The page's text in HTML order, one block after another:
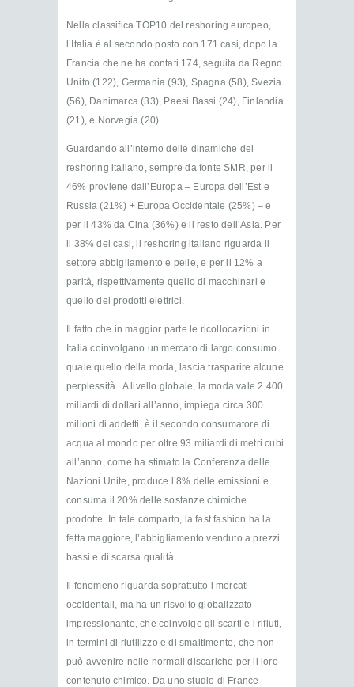
Nella classifica TOP10 del reshoring europeo,
l’Italia è al secondo posto con 171 casi, dopo la
Francia che ne ha contati 174, seguita da Regno
Unito (122), Germania (93), Spagna (58), Svezia
(56), Danimarca (33), Paesi Bassi (24), Finlandia
(21), e Norvegia (20).
Guardando all’interno delle dinamiche del
reshoring italiano, sempre da fonte SMR, per il
46% proviene dall’Europa – Europa dell’Est e
Russia (21%) + Europa Occidentale (25%) – e
per il 43% da Cina (36%) e il resto dell’Asia. Per
il 38% dei casi, il reshoring italiano riguarda il
settore abbigliamento e pelle, e per il 12% a
parità, rispettivamente quello di macchinari e
quello dei prodotti elettrici.
Il fatto che in maggior parte le ricollocazioni in
Italia coinvolgano un mercato di largo consumo
quale quello della moda, lascia trasparire alcune
perplessità. A livello globale, la moda vale 2.400
miliardi di dollari all’anno, impiega circa 300
milioni di addetti, è il secondo consumatore di
acqua al mondo per oltre 93 miliardi di metri cubi
all’anno, come ha stimato la Conferenza delle
Nazioni Unite, produce l’8% delle emissioni e
consuma il 20% delle sostanze chimiche
prodotte. In tale comparto, la fast fashion ha la
fetta maggiore, l’abbigliamento venduto a prezzi
bassi e di scarsa qualità.
Il fenomeno riguarda soprattutto i mercati
occidentali, ma ha un risvolto globalizzato
impressionante, che coinvolge gli scarti e i rifiuti,
in termini di riutilizzo e di smaltimento, che non
può avvenire nelle normali discariche per il loro
contenuto chimico. Da uno studio di France